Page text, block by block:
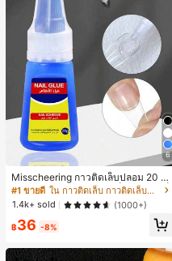
6
Misscheering กาวติดเล็บปลอม 20 กรั
ม แรงยึดสูง เจลสติกเกอร์เล็บนุ่ม แห้งเร็
ว เหมาะสำหรับผู้เริ่มต้นทำเล็บ ติดทนน
าน
#1 ขายดี
ใน กาวติดเล็บ กาวติดเล็บและสารยึดติด
1.4k+ sold
(1000+)
฿36 -8%